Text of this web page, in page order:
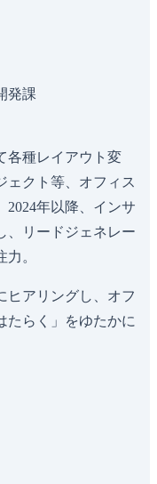
発課
各種レイアウト変
ェクト等、オフィス
2024年以降、インサ
、リードジェネレー
。
ヒアリングし、オフ
たらく」をゆたかに